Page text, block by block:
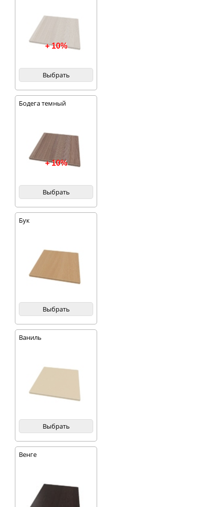
+ 10%
Выбрать
Бодега темный
+ 10%
Выбрать
Бук
Выбрать
Ваниль
Выбрать
Венге